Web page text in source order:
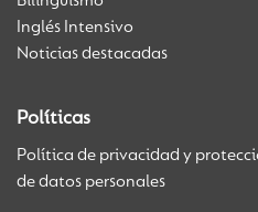
Inglés Intensivo
Noticias destacadas
Políticas
Política de privacidad y
de datos personales